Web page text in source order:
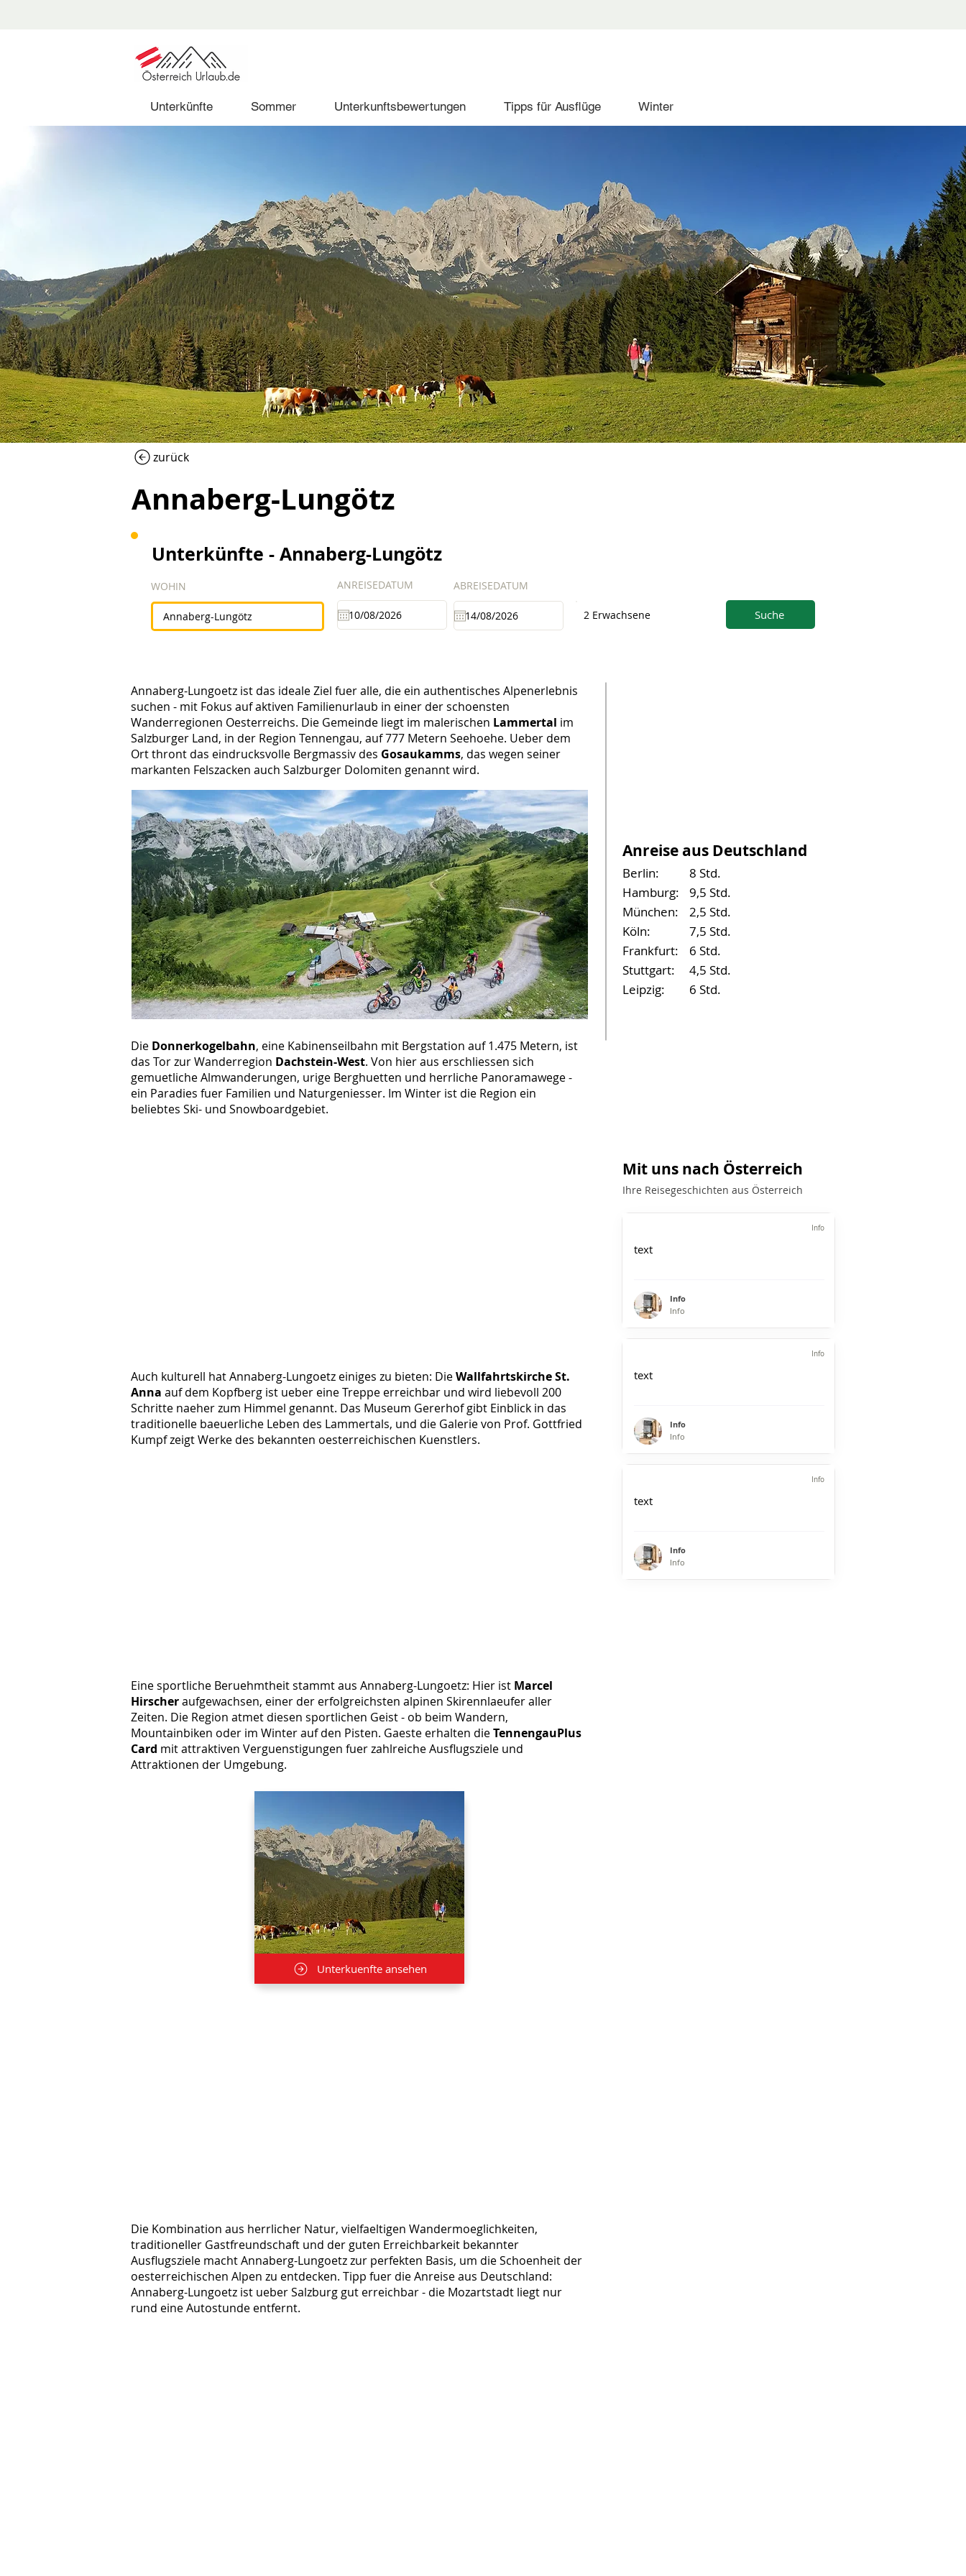
Unterkünfte Sommer Unterkunftsbewertungen Tipps für Ausflüge Winter
zurück
Annaberg-Lungötz
Unterkünfte - Annaberg-Lungötz
WOHIN ANREISEDATUM ABREISEDATUM
2 Erwachsene Suche
Annaberg-Lungoetz ist das ideale Ziel fuer alle, die ein authentisches Alpenerlebnis
suchen - mit Fokus auf aktiven Familienurlaub in einer der schoensten
Wanderregionen Oesterreichs. Die Gemeinde liegt im malerischen Lammertal im
Salzburger Land, in der Region Tennengau, auf 777 Metern Seehoehe. Ueber dem
Ort thront das eindrucksvolle Bergmassiv des Gosaukamms, das wegen seiner
markanten Felszacken auch Salzburger Dolomiten genannt wird.
Die Donnerkogelbahn, eine Kabinenseilbahn mit Bergstation auf 1.475 Metern, ist
das Tor zur Wanderregion Dachstein-West. Von hier aus erschliessen sich
gemuetliche Almwanderungen, urige Berghuetten und herrliche Panoramawege -
ein Paradies fuer Familien und Naturgeniesser. Im Winter ist die Region ein
beliebtes Ski- und Snowboardgebiet.
Anreise aus Deutschland
Berlin:
8 Std.
Hamburg:
9,5 Std.
München:
2,5 Std.
Köln:
7,5 Std.
Frankfurt:
6 Std.
Stuttgart:
4,5 Std.
Leipzig:
6 Std.
Auch kulturell hat Annaberg-Lungoetz einiges zu bieten: DieWallfahrtskirche St.
Anna auf dem Kopfberg ist ueber eine Treppe erreichbar und wird liebevoll 200
Schritte naeher zum Himmel genannt. Das Museum Gererhof gibt Einblick in das
traditionelle baeuerliche Leben des Lammertals, und die Galerie von Prof. Gottfried
Kumpf zeigt Werke des bekannten oesterreichischen Kuenstlers.
Mit uns nach Österreich
Ihre Reisegeschichten aus Österreich
Info
text
Info
Info
Info
text
Info
Info
Info
text
Info
Info
Eine sportliche Beruehmtheit stammt aus Annaberg-Lungoetz: Hier ist Marcel
Hirscheraufgewachsen, einer der erfolgreichsten alpinen Skirennlaeufer aller
Zeiten. Die Region atmet diesen sportlichen Geist - ob beim Wandern,
Mountainbiken oder im Winter auf den Pisten. Gaeste erhalten dieTennengauPlus
Card mit attraktiven Verguenstigungen fuer zahlreiche Ausflugsziele und
Attraktionen der Umgebung.
Unterkuenfte ansehen
Die Kombination aus herrlicher Natur, vielfaeltigen Wandermoeglichkeiten,
traditioneller Gastfreundschaft und der guten Erreichbarkeit bekannter
Ausflugsziele macht Annaberg-Lungoetz zur perfekten Basis, um die Schoenheit der
oesterreichischen Alpen zu entdecken. Tipp fuer die Anreise aus Deutschland:
Annaberg-Lungoetz ist ueber Salzburg gut erreichbar - die Mozartstadt liegt nur
rund eine Autostunde entfernt.